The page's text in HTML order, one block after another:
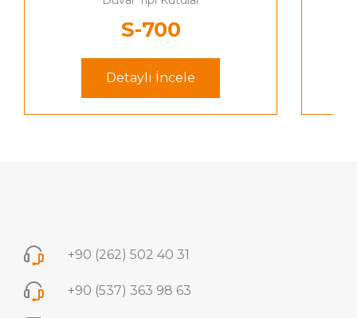
S-700
Detaylı İncele
+90 (262) 502 40 31
+90 (537) 363 98 63